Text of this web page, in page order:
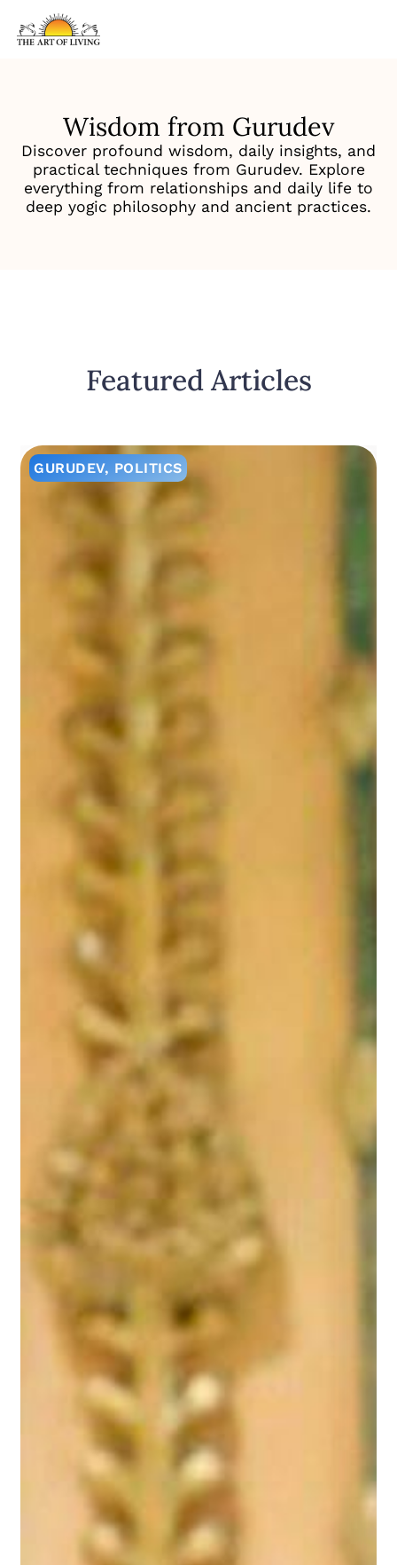
Wisdom from Gurudev
Discover profound wisdom, daily insights, and
practical techniques from Gurudev. Explore
everything from relationships and daily life to
deep yogic philosophy and ancient practices.
Featured Articles
GURUDEV, POLITICS